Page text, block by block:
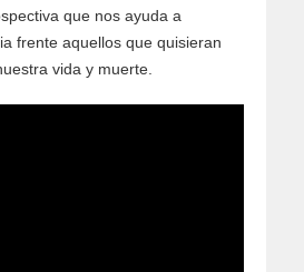
que nos ayuda a
frente aquellos que quisieran
vida y muerte.